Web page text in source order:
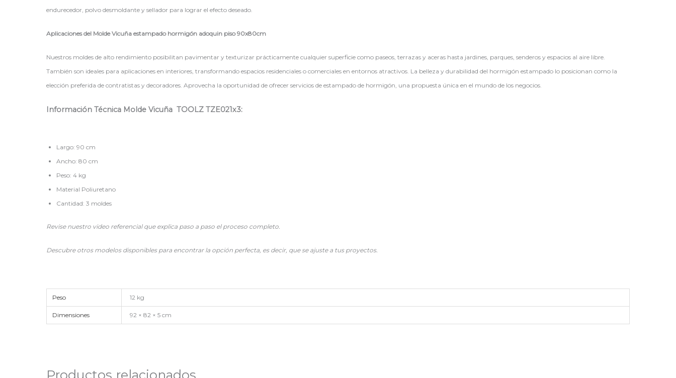
endurecedor, polvo desmoldante y sellador para lograr el efecto deseado.
Aplicaciones del Molde Vicuña estampado hormigón adoquin piso 90x80cm
Nuestros moldes de alto rendimiento posibilitan pavimentar y texturizar prácticamente cualquier superficie como paseos, terrazas y aceras hasta jardines, parques, senderos y espacios al aire libre.
También son ideales para aplicaciones en interiores, transformando espacios residenciales o comerciales en entornos atractivos. La belleza y durabilidad del hormigón estampado lo posicionan como la
elección preferida de contratistas y decoradores. Aprovecha la oportunidad de ofrecer servicios de estampado de hormigón, una propuesta única en el mundo de los negocios.
Información Técnica Molde Vicuña TOOLZ TZE021x3:
Largo: 90 cm
Ancho: 80 cm
Peso: 4 kg
Material Poliuretano
Cantidad: 3 moldes
Revise nuestro video referencial que explica paso a paso el proceso completo.
Descubre otros modelos disponibles para encontrar la opción perfecta, es decir, que se ajuste a tus proyectos.
Peso 12 kg
Dimensiones 92 × 82 × 5 cm
Productos relacionados